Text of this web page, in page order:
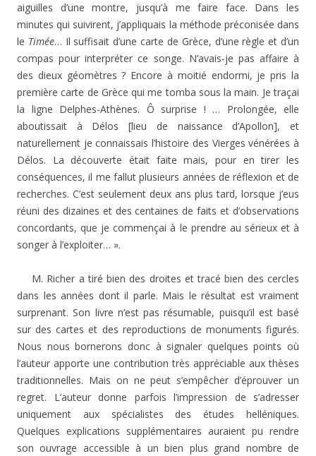
aiguilles d’une montre, jusqu’à me faire face. Dans les
minutes qui suivirent, j’appliquais la méthode préconisée dans
le Timée… Il suffisait d’une carte de Grèce, d’une règle et d’un
compas pour interpréter ce songe. N’avais-je pas affaire à
des dieux géomètres ? Encore à moitié endormi, je pris la
première carte de Grèce qui me tomba sous la main. Je traçai
la ligne Delphes-Athènes. Ô surprise ! … Prolongée, elle
aboutissait à Délos [lieu de naissance d’Apollon], et
naturellement je connaissais l’histoire des Vierges vénérées à
Délos. La découverte était faite mais, pour en tirer les
conséquences, il me fallut plusieurs années de réflexion et de
recherches. C’est seulement deux ans plus tard, lorsque j’eus
réuni des dizaines et des centaines de faits et d’observations
concordants, que je commençai à le prendre au sérieux et à
songer à l’exploiter… ».
M. Richer a tiré bien des droites et tracé bien des cercles
dans les années dont il parle. Mais le résultat est vraiment
surprenant. Son livre n’est pas résumable, puisqu’il est basé
sur des cartes et des reproductions de monuments figurés.
Nous nous bornerons donc à signaler quelques points où
l’auteur apporte une contribution très appréciable aux thèses
traditionnelles. Mais on ne peut s’empêcher d’éprouver un
regret. L’auteur donne parfois l’impression de s’adresser
uniquement aux spécialistes des études helléniques.
Quelques explications supplémentaires auraient pu rendre
son ouvrage accessible à un bien plus grand nombre de